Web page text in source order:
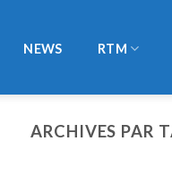
NEWS RTM
ARCHIVES PAR